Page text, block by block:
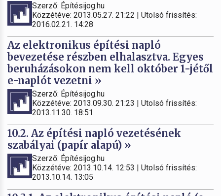
Szerző: Építésijog.hu
Közzétéve: 2013.05.27. 21:22 | Utolsó frissítés:
2016.02.21. 14:28
Az elektronikus építési napló
bevezetése részben elhalasztva. Egyes
beruházásokon nem kell október 1-jétől
e-naplót vezetni »
Szerző: Építésijog.hu
Közzétéve: 2013.09.30. 21:23 | Utolsó frissítés:
2013.11.30. 18:51
10.2. Az építési napló vezetésének
szabályai (papír alapú) »
Szerző: Építésijog.hu
Közzétéve: 2013.10.14. 12:53 | Utolsó frissítés:
2013.10.14. 13:05